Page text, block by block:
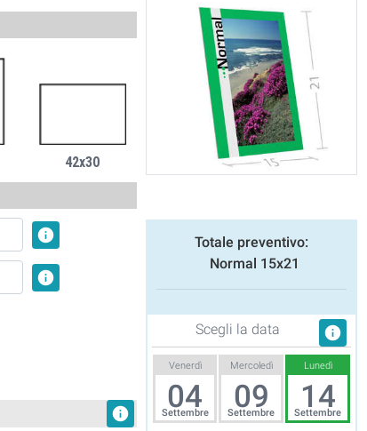
42x30
info
info
info
Totale preventivo:
Normal 15x21
Scegli la data info
Venerdì
04
Settembre
Mercoledì
09
Settembre
Lunedì
14
Settembre